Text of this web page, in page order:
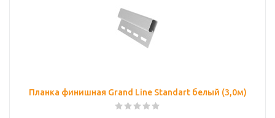
Планка финишная Grand Line Standart белый (3,0м)